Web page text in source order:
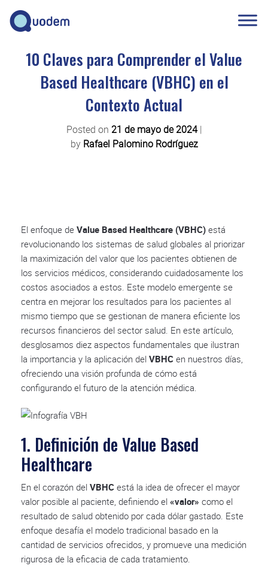
10 Claves para Comprender el Value
Based Healthcare (VBHC) en el
Contexto Actual
Posted on 21 de mayo de 2024|
by Rafael Palomino Rodríguez
El enfoque de Value Based Healthcare (VBHC) está
revolucionando los sistemas de salud globales al priorizar
la maximización del valor que los pacientes obtienen de
los servicios médicos, considerando cuidadosamente los
costos asociados a estos. Este modelo emergente se
centra en mejorar los resultados para los pacientes al
mismo tiempo que se gestionan de manera eficiente los
recursos financieros del sector salud. En este artículo,
desglosamos diez aspectos fundamentales que ilustran
la importancia y la aplicación del VBHC en nuestros días,
ofreciendo una visión profunda de cómo está
configurando el futuro de la atención médica.
1. Definición de Value Based
Healthcare
En el corazón del VBHC está la idea de ofrecer el mayor
valor posible al paciente, definiendo el «valor» como el
resultado de salud obtenido por cada dólar gastado. Este
enfoque desafía el modelo tradicional basado en la
cantidad de servicios ofrecidos, y promueve una medición
rigurosa de la eficacia de cada tratamiento.